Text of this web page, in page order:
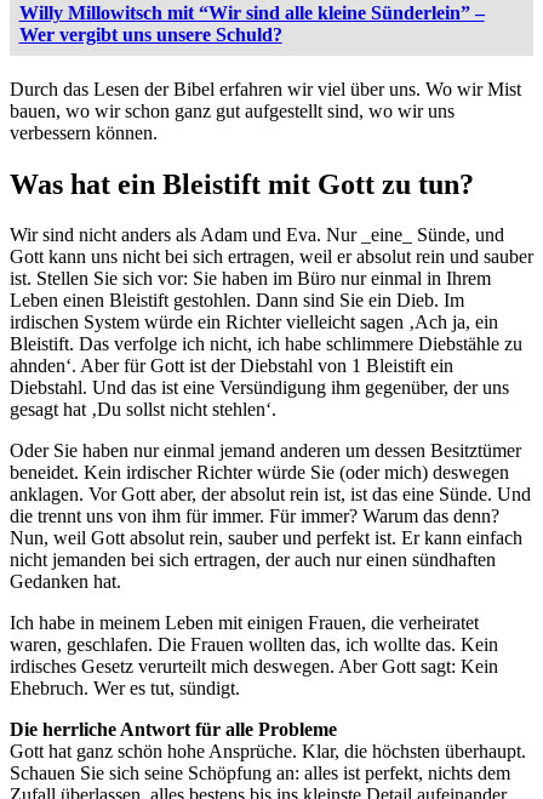
Willy Millowitsch mit “Wir sind alle kleine Sünderlein” –
Wer vergibt uns unsere Schuld?
Durch das Lesen der Bibel erfahren wir viel über uns. Wo wir Mist
bauen, wo wir schon ganz gut aufgestellt sind, wo wir uns
verbessern können.
Was hat ein Bleistift mit Gott zu tun?
Wir sind nicht anders als Adam und Eva. Nur _eine_ Sünde, und
Gott kann uns nicht bei sich ertragen, weil er absolut rein und sauber
ist. Stellen Sie sich vor: Sie haben im Büro nur einmal in Ihrem
Leben einen Bleistift gestohlen. Dann sind Sie ein Dieb. Im
irdischen System würde ein Richter vielleicht sagen ‚Ach ja, ein
Bleistift. Das verfolge ich nicht, ich habe schlimmere Diebstähle zu
ahnden‘. Aber für Gott ist der Diebstahl von 1 Bleistift ein
Diebstahl. Und das ist eine Versündigung ihm gegenüber, der uns
gesagt hat ‚Du sollst nicht stehlen‘.
Oder Sie haben nur einmal jemand anderen um dessen Besitztümer
beneidet. Kein irdischer Richter würde Sie (oder mich) deswegen
anklagen. Vor Gott aber, der absolut rein ist, ist das eine Sünde. Und
die trennt uns von ihm für immer. Für immer? Warum das denn?
Nun, weil Gott absolut rein, sauber und perfekt ist. Er kann einfach
nicht jemanden bei sich ertragen, der auch nur einen sündhaften
Gedanken hat.
Ich habe in meinem Leben mit einigen Frauen, die verheiratet
waren, geschlafen. Die Frauen wollten das, ich wollte das. Kein
irdisches Gesetz verurteilt mich deswegen. Aber Gott sagt: Kein
Ehebruch. Wer es tut, sündigt.
Die herrliche Antwort für alle Probleme
Gott hat ganz schön hohe Ansprüche. Klar, die höchsten überhaupt.
Schauen Sie sich seine Schöpfung an: alles ist perfekt, nichts dem